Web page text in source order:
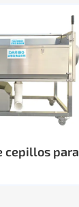
cepillos para